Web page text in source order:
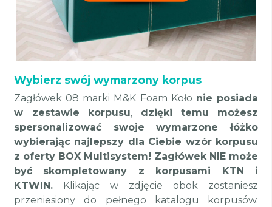
Wybierz swój wymarzony korpus
Zagłówek 08 marki M&K Foam Koło nie posiada
w zestawie korpusu, dzięki temu
możesz
spersonalizować swoje wymarzone łóżko
wybierając najlepszy dla Ciebie wzór korpusu
z oferty BOX Multisystem! Zagłówek NIE może
być skompletowany z korpusami KTN i
KTWIN. Klikając w zdjęcie obok zostaniesz
przeniesiony do pełnego katalogu korpusów.